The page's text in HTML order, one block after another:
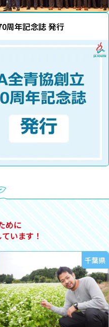
周年記念誌 発行
めに
います！
千葉県